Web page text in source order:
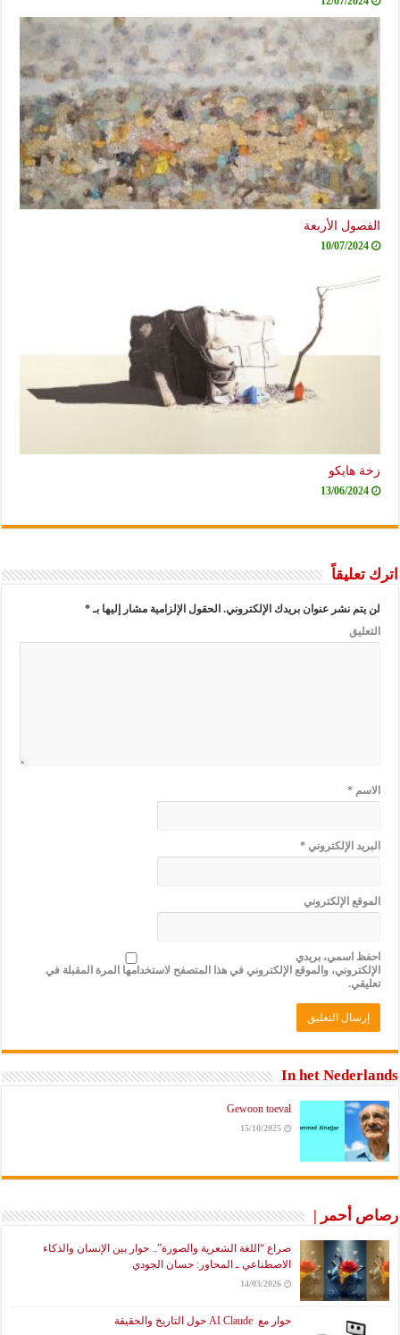
الفصول الأربعة
10/07/2024
زخة هايكو
13/06/2024
اترك تعليقاً
لن يتم نشر عنوان بريدك الإلكتروني. الحقول الإلزامية مشار إليها بـ*
التعليق
الاسم*
البريد الإلكتروني*
الموقع الإلكتروني
احفظ اسمي، بريدي
الإلكتروني، والموقع الإلكتروني في هذا المتصفح لاستخدامها المرة المقبلة في
تعليقي.
In het Nederlands
Gewoon toeval
15/10/2025
رصاص أحمر |
صراع “اللغة الشعرية والصورة”.. حوار بين الإنسان والذكاء
الاصطناعي ـ المحاور: حسان الجودي
14/03/2026
حوار مع AI Claude حول التاريخ والحقيقة